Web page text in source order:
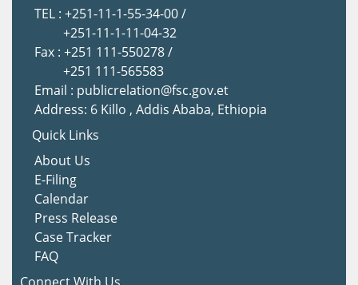
TEL : +251-11-1-55-34-00 /
+251-11-1-11-04-32
Fax : +251 111-550278 /
+251 111-565583
Email : publicrelation@fsc.gov.et
Address: 6 Killo , Addis Ababa, Ethiopia
Quick Links
About Us
E-Filing
Calendar
Press Release
Case Tracker
FAQ